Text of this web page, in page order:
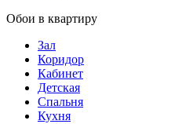
Обои в квартиру
Зал
Коридор
Кабинет
Детская
Спальня
Кухня